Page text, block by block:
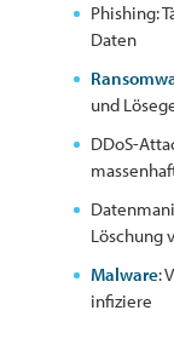
Phishing:
Daten
und
DDoS-
Löschung
Malware:
infiziere